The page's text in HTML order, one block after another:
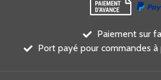
Paiement sur
Port payé pour commandes